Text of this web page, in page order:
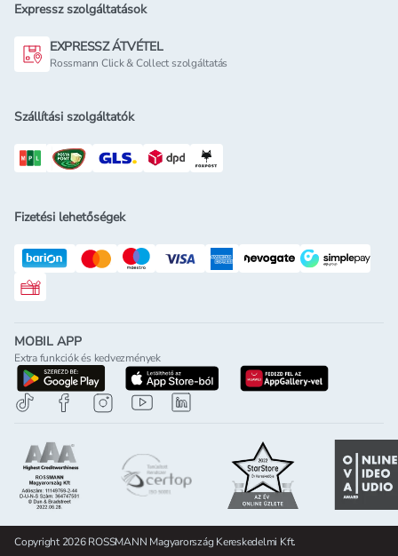
Expressz szolgáltatások
EXPRESSZ ÁTVÉTEL
Rossmann Click & Collect szolgáltatás
Szállítási szolgáltatók
Fizetési lehetőségek
Rossmann ajándékkártya
MOBIL APP
Extra funkciók és kedvezmények
letöltés a google-play-rölletöltés az app-store-ból
letöltés
Copyright 2026 ROSSMANN Magyarország Kereskedelmi Kft.